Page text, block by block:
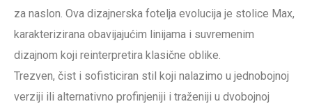
za naslon. Ova dizajnerska fotelja evolucija je stolice Max,
karakterizirana obavijajućim linijama i suvremenim
dizajnom koji reinterpretira klasične oblike.
Trezven, čist i sofisticiran stil koji nalazimo u jednobojnoj
verziji ili alternativno profinjeniji i traženiji u dvobojnoj